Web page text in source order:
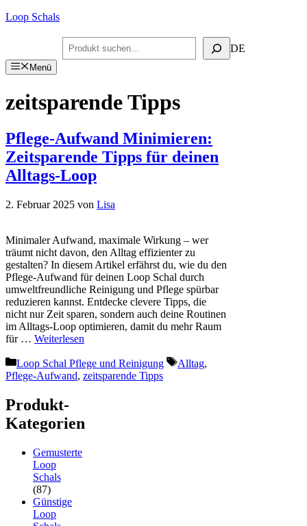
Zum
Loop Schals
Suchen DE
Menü
zeitsparende Tipps
Pflege-Aufwand Minimieren:
Zeitsparende Tipps für deinen
Alltags-Loop
2. Februar 2025 von Lisa
Minimaler Aufwand, maximale Wirkung – wer
träumt nicht davon, den Alltag effizienter zu
gestalten? In diesem Artikel erfährst du, wie du den
Pflege-Aufwand für deinen Loop Schal durch
umweltfreundliche Reinigung und Pflege spürbar
reduzieren kannst. Entdecke clevere Tipps, die
nicht nur Zeit sparen, sondern auch deine Routinen
im Alltags-Loop optimieren, damit du mehr Raum
für … Weiterlesen
Kategorien
Loop Schal Pflege und Reinigung Schlagwörter
Alltag,
Pflege-Aufwand, zeitsparende Tipps
Produkt-
Kategorien
Gemusterte
Loop
Schals
(87)
Günstige
Loop